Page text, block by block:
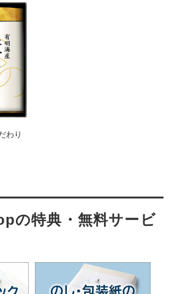
わり
の特典・無料サービ